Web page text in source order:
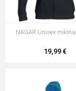
NAGAR Unisex
19,99 €